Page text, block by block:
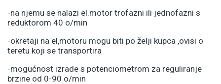
-na njemu se nalazi el.motor trofazni ili jednofazni s
reduktorom 40 o/min
-okretaji na el,motoru mogu biti po želji kupca ,ovisi o
teretu koji se transportira
-mogućnost izrade s potenciometrom za reguliranje
brzine od 0-90 o/min